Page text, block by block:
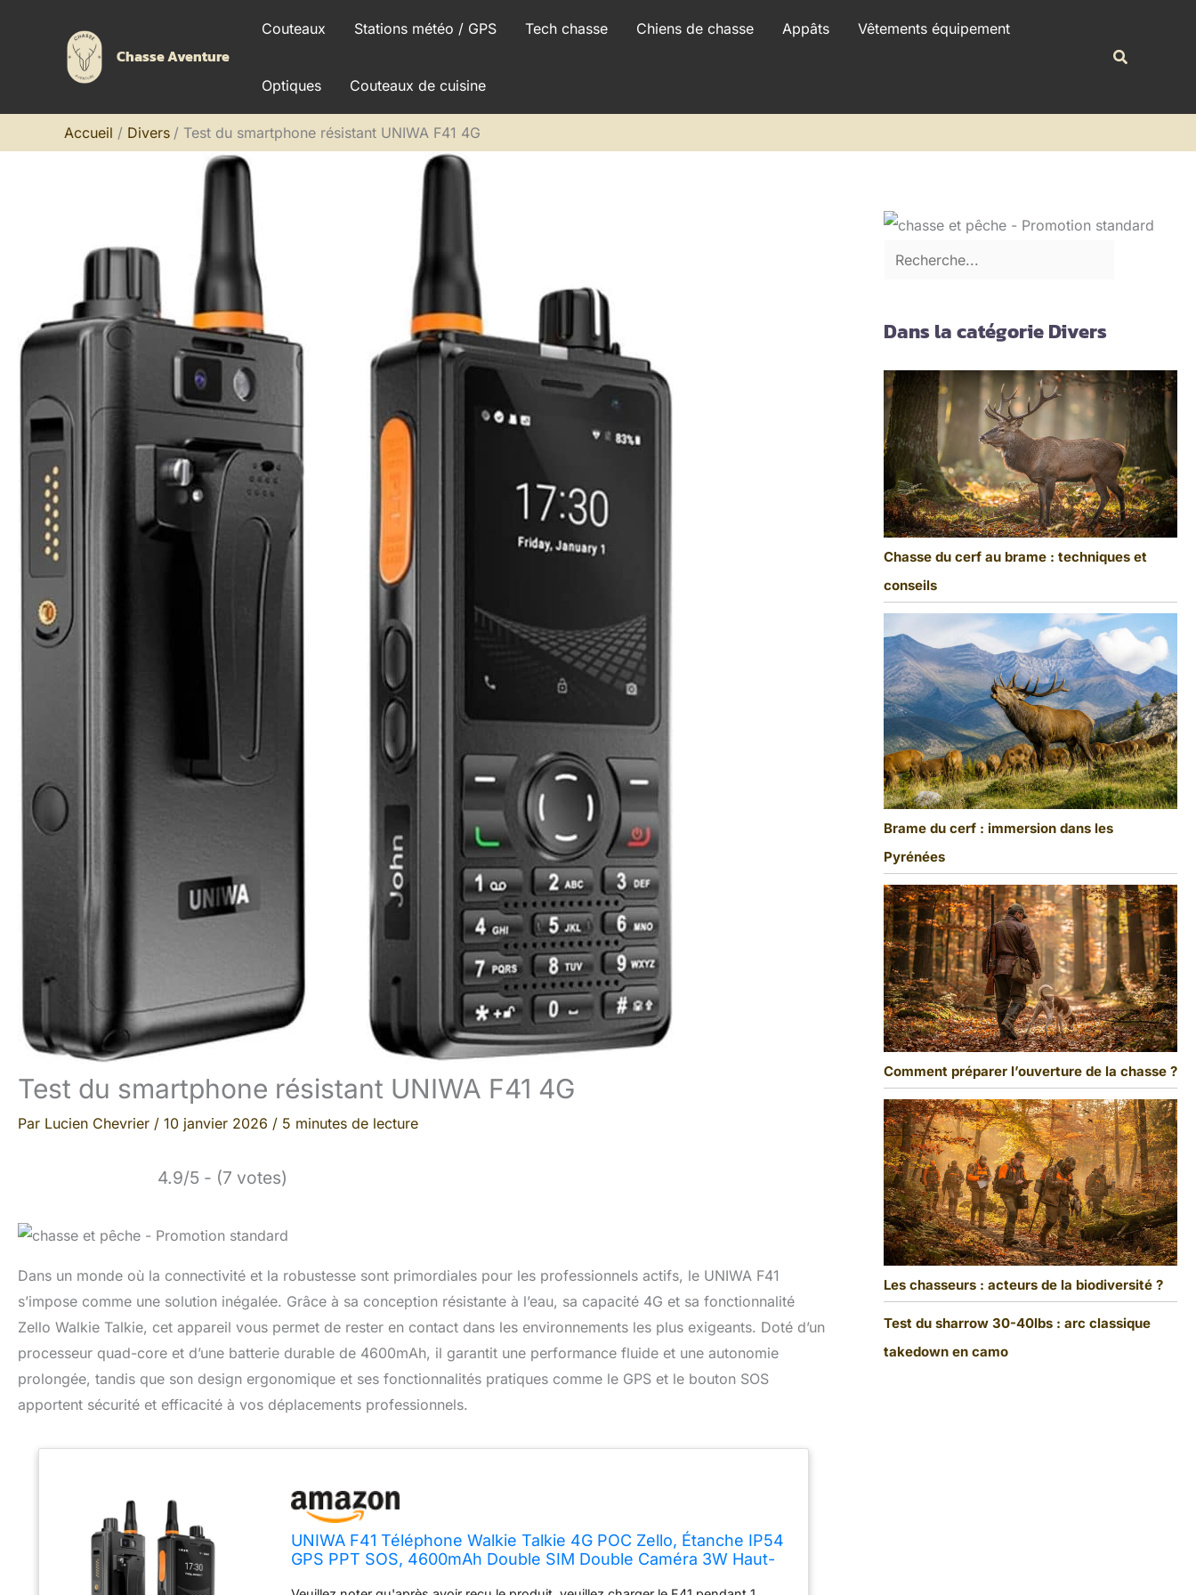
Chasse Aventure
Couteaux Stations météo / GPS Tech chasse Chiens de chasse Appâts Vêtements équipement
Optiques Couteaux de cuisine
Accueil Divers Test du smartphone résistant UNIWA F41 4G
Test du smartphone résistant UNIWA F41 4G
Par Lucien Chevrier / 10 janvier 2026 / 5 minutes de lecture
4.9/5 - (7 votes)
Dans un monde où la connectivité et la robustesse sont primordiales pour les professionnels actifs, le UNIWA F41
s’impose comme une solution inégalée. Grâce à sa conception résistante à l’eau, sa capacité 4G et sa fonctionnalité
Zello Walkie Talkie, cet appareil vous permet de rester en contact dans les environnements les plus exigeants. Doté d’un
processeur quad-core et d’une batterie durable de 4600mAh, il garantit une performance fluide et une autonomie
prolongée, tandis que son design ergonomique et ses fonctionnalités pratiques comme le GPS et le bouton SOS
apportent sécurité et efficacité à vos déplacements professionnels.
UNIWA F41 Téléphone Walkie Talkie 4G POC Zello, Étanche IP54
GPS PPT SOS, 4600mAh Double SIM Double Caméra 3W Haut-
r
h
Dans la catégorie Divers
Chasse du cerf au brame : techniques et
conseils
Brame du cerf : immersion dans les
Pyrénées
Comment préparer l’ouverture de la chasse ?
Les chasseurs : acteurs de la biodiversité ?
Test du sharrow 30-40lbs : arc classique
takedown en camo